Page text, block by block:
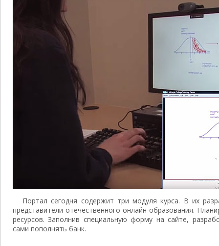
Портал сегодня содержит три модуля курса. В их
представители отечественного онлайн-образования.
ресурсов. Заполнив специальную форму на сайте,
сами пополнять банк.